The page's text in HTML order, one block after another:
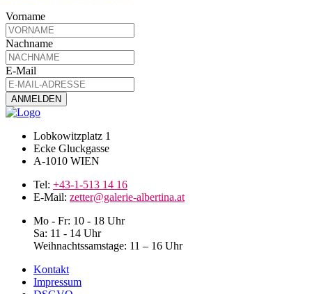
Vorname
Nachname
E-Mail
Lobkowitzplatz 1
Ecke Gluckgasse
A-1010 WIEN
Tel: +43-1-513 14 16
E-Mail: zetter@galerie-albertina.at
Mo - Fr: 10 - 18 Uhr
Sa: 11 - 14 Uhr
Weihnachtssamstage: 11 – 16 Uhr
Kontakt
Impressum